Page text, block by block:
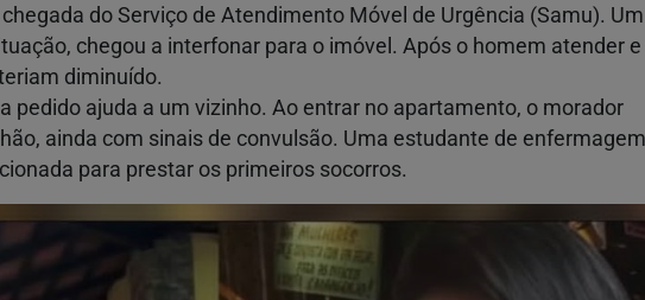
do Serviço de Atendimento Móvel de Urgência (Samu).
chegou a interfonar para o imóvel. Após o homem atender e
diminuído.
pedido ajuda a um vizinho. Ao entrar no apartamento, o morador
ainda com sinais de convulsão. Uma estudante de
para prestar os primeiros socorros.